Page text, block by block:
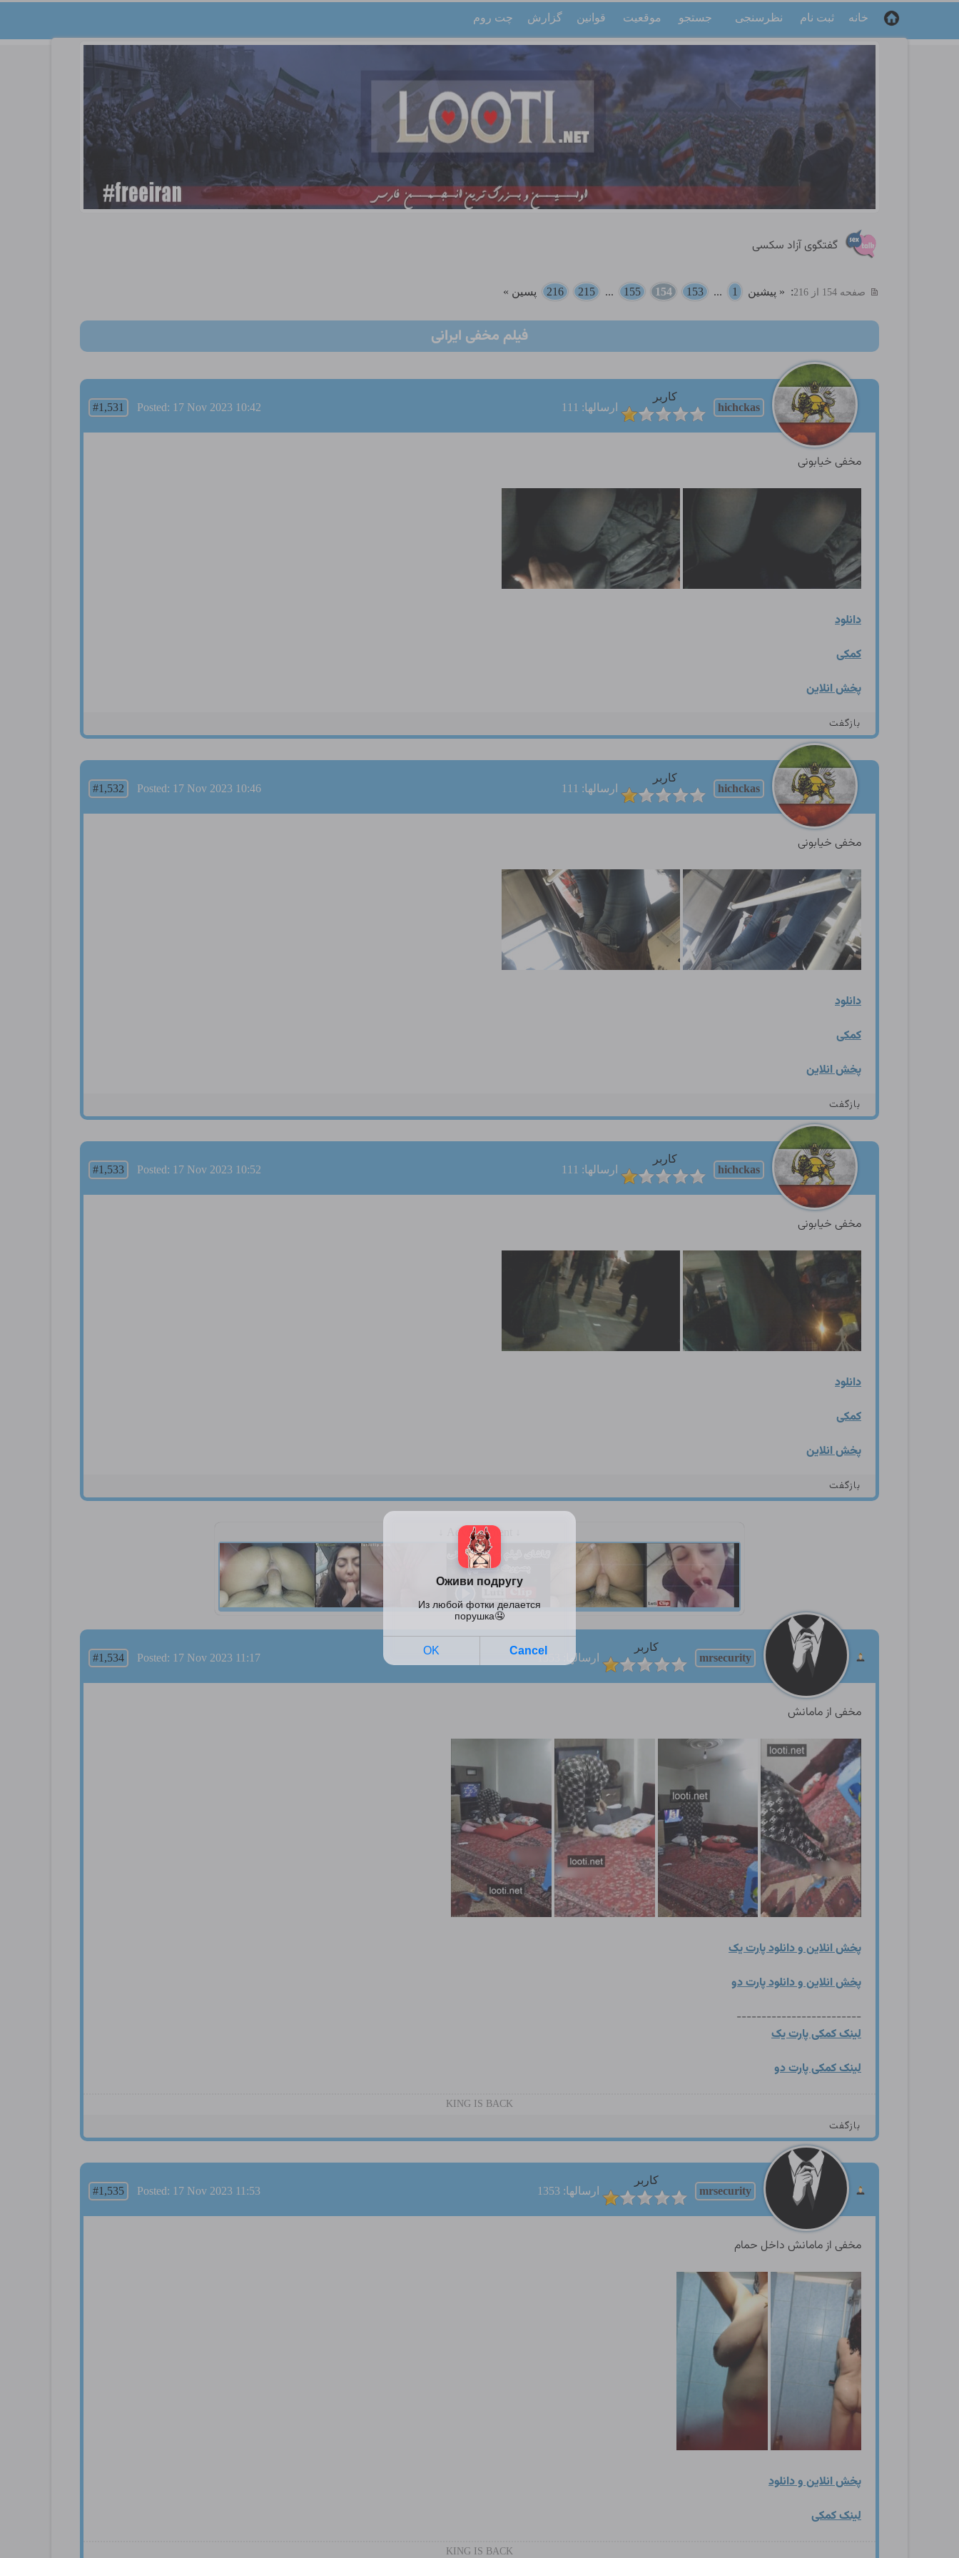
خانه ثبت نام نظرسنجی جستجو موقعیت قوانین گزارش چت روم
گفتگوی آزاد سکسی
صفحه 154 از 216 : « پیشین 1
...
153
154
155
...
215
216 پسین »
فیلم مخفی ایرانی
hichckas
کاربر
ارسالها: 111
#1,531 Posted: 17 Nov 2023 10:42
مخفی خیابونی
دانلود
کمکی
پخش انلاین
بازگفت
hichckas
کاربر
ارسالها: 111
#1,532 Posted: 17 Nov 2023 10:46
مخفی خیابونی
دانلود
کمکی
پخش انلاین
بازگفت
hichckas
کاربر
ارسالها: 111
#1,533 Posted: 17 Nov 2023 10:52
مخفی خیابونی
دانلود
کمکی
پخش انلاین
بازگفت
mrsecurity
کاربر
ارسالها: 1353
#1,534 Posted: 17 Nov 2023 11:17
مخفی از مامانش
پخش انلاین و دانلود پارت یک
پخش انلاین و دانلود پارت دو
-------------------------
لینک کمکی پارت یک
لینک کمکی پارت دو
KING IS BACK
بازگفت
mrsecurity
کاربر
ارسالها: 1353
#1,535 Posted: 17 Nov 2023 11:53
مخفی از مامانش داخل حمام
پخش انلاین و دانلود
لینک کمکی
KING IS BACK